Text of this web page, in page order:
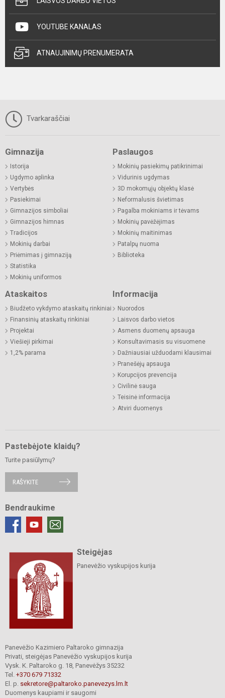
YOUTUBE KANALAS
ATNAUJINIMŲ PRENUMERATA
Tvarkaraščiai
Gimnazija
Istorija
Ugdymo aplinka
Vertybės
Pasiekimai
Gimnazijos simboliai
Gimnazijos himnas
Tradicijos
Mokinių darbai
Priėmimas į gimnaziją
Statistika
Mokinių uniformos
Paslaugos
Mokinių pasiekimų patikrinimai
Vidurinis ugdymas
3D mokomųjų objektų klasė
Neformalusis švietimas
Pagalba mokiniams ir tėvams
Mokinių pavėžėjimas
Mokinių maitinimas
Patalpų nuoma
Biblioteka
Ataskaitos
Biudžeto vykdymo ataskaitų rinkiniai
Finansinių ataskaitų rinkiniai
Projektai
Viešieji pirkimai
1,2% parama
Informacija
Nuorodos
Laisvos darbo vietos
Asmens duomenų apsauga
Konsultavimasis su visuomene
Dažniausiai užduodami klausimai
Pranešėjų apsauga
Korupcijos prevencija
Civilinė sauga
Teisinė informacija
Atviri duomenys
Pastebėjote klaidų?
Turite pasiūlymų?
RAŠYKITE
Bendraukime
Steigėjas
Panevėžio vyskupijos kurija
Panevėžio Kazimiero Paltaroko gimnazija
Privati, steigėjas Panevėžio vyskupijos kurija
Vysk. K. Paltaroko g. 18, Panevėžys 35232
Tel. +370 679 71332
El. p. sekretore@paltaroko.panevezys.lm.lt
Duomenys kaupiami ir saugomi